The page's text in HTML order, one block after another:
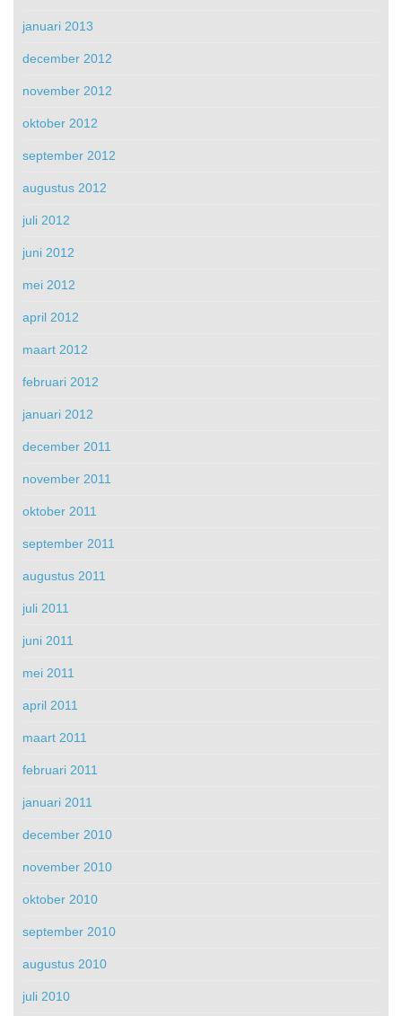
januari 2013
december 2012
november 2012
oktober 2012
september 2012
augustus 2012
juli 2012
juni 2012
mei 2012
april 2012
maart 2012
februari 2012
januari 2012
december 2011
november 2011
oktober 2011
september 2011
augustus 2011
juli 2011
juni 2011
mei 2011
april 2011
maart 2011
februari 2011
januari 2011
december 2010
november 2010
oktober 2010
september 2010
augustus 2010
juli 2010